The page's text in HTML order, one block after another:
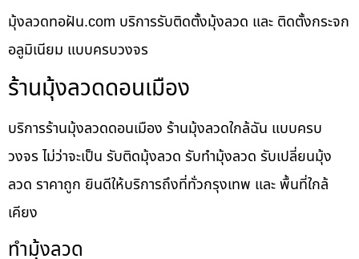
มุ้งลวดทอฝัน.com บริการรับติดตั้งมุ้งลวด และ ติดตั้งกระจก
อลูมิเนียม แบบครบวงจร
ร้านมุ้งลวดดอนเมือง
บริการร้านมุ้งลวดดอนเมือง ร้านมุ้งลวดใกล้ฉัน แบบครบ
วงจร ไม่ว่าจะเป็น รับติดมุ้งลวด รับทำมุ้งลวด รับเปลี่ยนมุ้ง
ลวด ราคาถูก ยินดีให้บริการถึงที่ทั่วกรุงเทพ และ พื้นที่ใกล้
เคียง
ทำมุ้งลวด